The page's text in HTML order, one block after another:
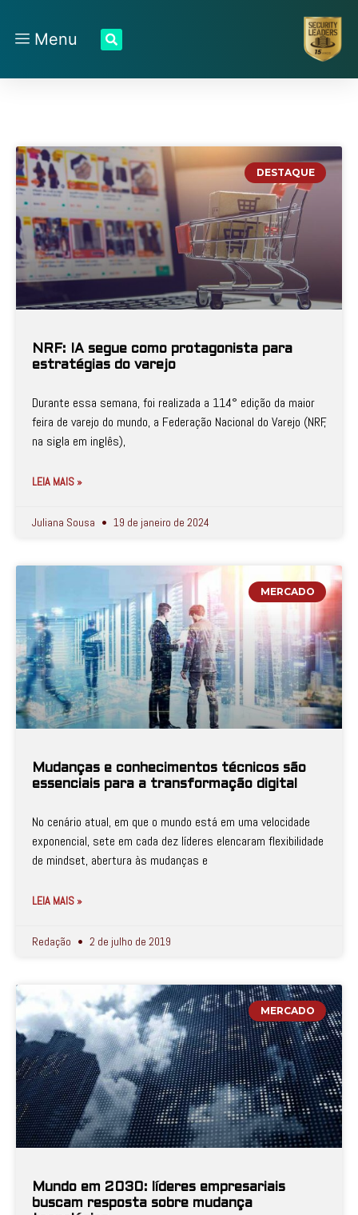
Menu
DESTAQUE
NRF: IA segue como protagonista para
estratégias do varejo
Durante essa semana, foi realizada a 114° edição da maior
feira de varejo do mundo, a Federação Nacional do Varejo (NRF,
na sigla em inglês),
LEIA MAIS »
Juliana Sousa 19 de janeiro de 2024
MERCADO
Mudanças e conhecimentos técnicos são
essenciais para a transformação digital
No cenário atual, em que o mundo está em uma velocidade
exponencial, sete em cada dez líderes elencaram flexibilidade
de mindset, abertura às mudanças e
LEIA MAIS »
Redação 2 de julho de 2019
MERCADO
Mundo em 2030: líderes empresariais
buscam resposta sobre mudança